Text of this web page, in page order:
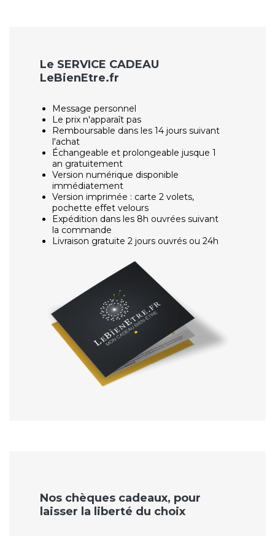
Le SERVICE CADEAU
LeBienEtre.fr
Message personnel
Le prix n'apparaît pas
Remboursable dans les 14 jours suivant
l'achat
Échangeable et prolongeable jusque 1
an gratuitement
Version numérique disponible
immédiatement
Version imprimée : carte 2 volets,
pochette effet velours
Expédition dans les 8h ouvrées suivant
la commande
Livraison gratuite 2 jours ouvrés ou 24h
Nos chèques cadeaux, pour
laisser la liberté du choix